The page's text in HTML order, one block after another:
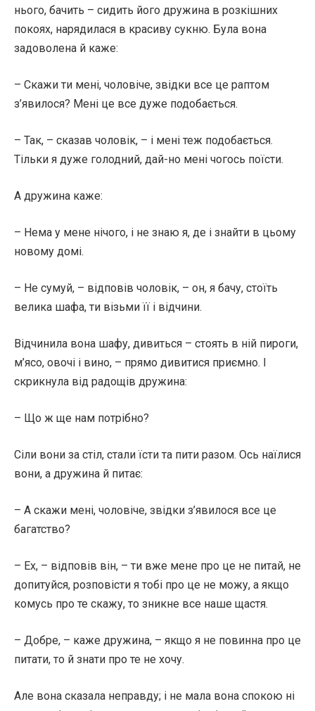
нього, бачить – сидить його дружина в розкішних
покоях, нарядилася в красиву сукню. Була вона
задоволена й каже:
– Скажи ти мені, чоловіче, звідки все це раптом
з’явилося? Мені це все дуже подобається.
– Так, – сказав чоловік, – і мені теж подобається.
Тільки я дуже голодний, дай-но мені чогось поїсти.
А дружина каже:
– Нема у мене нічого, і не знаю я, де і знайти в цьому
новому домі.
– Не сумуй, – відповів чоловік, – он, я бачу, стоїть
велика шафа, ти візьми її і відчини.
Відчинила вона шафу, дивиться – стоять в ній пироги,
м’ясо, овочі і вино, – прямо дивитися приємно. І
скрикнула від радощів дружина:
– Що ж ще нам потрібно?
Сіли вони за стіл, стали їсти та пити разом. Ось наїлися
вони, а дружина й питає:
– А скажи мені, чоловіче, звідки з’явилося все це
багатство?
– Ех, – відповів він, – ти вже мене про це не питай, не
допитуйся, розповісти я тобі про це не можу, а якщо
комусь про те скажу, то зникне все наше щастя.
– Добре, – каже дружина, – якщо я не повинна про це
питати, то й знати про те не хочу.
Але вона сказала неправду; і не мала вона спокою ні